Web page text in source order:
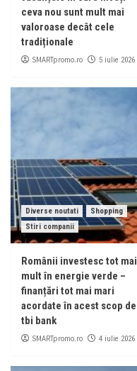
ceva nou sunt mult mai
valoroase decât cele
tradiționale
SMARTpromo.ro 5 iulie 2026
Diverse noutati
Shopping
Stiri companii
Românii investesc tot mai
mult în energie verde –
finanțări tot mai mari
acordate în acest scop de
tbi bank
SMARTpromo.ro 4 iulie 2026